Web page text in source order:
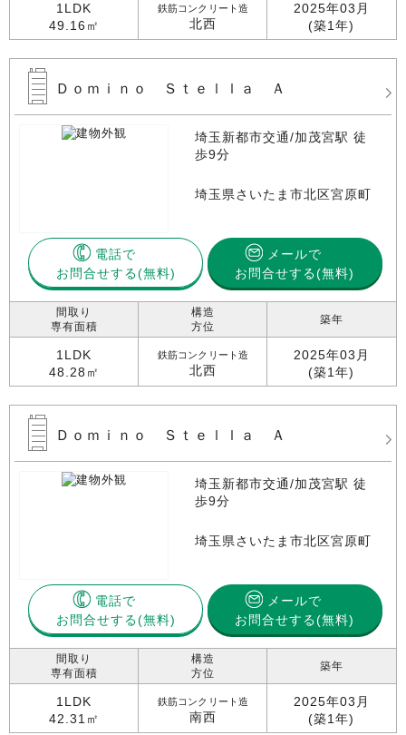
1LDK
49.16㎡
鉄筋コンクリート造
北西
2025年03月
(築1年)
Ｄｏｍｉｎｏ Ｓｔｅｌｌａ Ａ
埼玉新都市交通/加茂宮駅 徒
歩9分
埼玉県さいたま市北区宮原町
電話で
お問合せする
メールで
お問合せする(無料)
間取り
専有面積
1LDK
48.28㎡
構造
方位
鉄筋コンクリート造
北西
築年
2025年03月
(築1年)
Ｄｏｍｉｎｏ Ｓｔｅｌｌａ Ａ
埼玉新都市交通/加茂宮駅 徒
歩9分
埼玉県さいたま市北区宮原町
電話で
お問合せする
メールで
お問合せする(無料)
間取り
専有面積
1LDK
42.31㎡
構造
方位
鉄筋コンクリート造
南西
築年
2025年03月
(築1年)